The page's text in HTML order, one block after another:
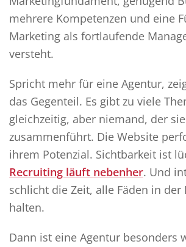
mehrere Kompetenzen und eine
Marketing als fortlaufende
versteht.
Spricht mehr für eine Agentur,
das Gegenteil. Es gibt zu viele
gleichzeitig, aber niemand, der
zusammenführt. Die Website
ihrem Potenzial. Sichtbarkeit ist
Recruiting läuft nebenher. Und
schlicht die Zeit, alle Fäden in der
halten.
Dann ist eine Agentur besonders